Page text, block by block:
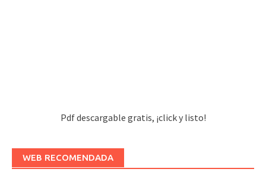
Pdf descargable gratis, ¡click y listo!
WEB RECOMENDADA